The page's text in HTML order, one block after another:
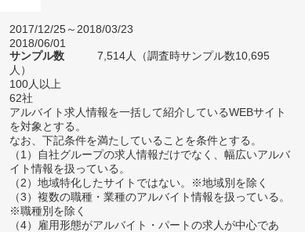
2017/12/25～2018/03/23
2018/06/01
サンプル数
7,514人（調査時サンプル数10,695
人）
100人以上
62社
アルバイト求人情報を一括して紹介しているWEBサイト
を対象とする。
なお、下記条件を満たしていることを条件とする。
（1）自社グループの求人情報だけでなく、幅広いアルバ
イト情報を扱っている。
（2）地域特化したサイトではない。※地域別を除く
（3）複数の職種・業種のアルバイト情報を扱っている。
※職種別を除く
（4）雇用形態がアルバイト・パートの求人が中心であ